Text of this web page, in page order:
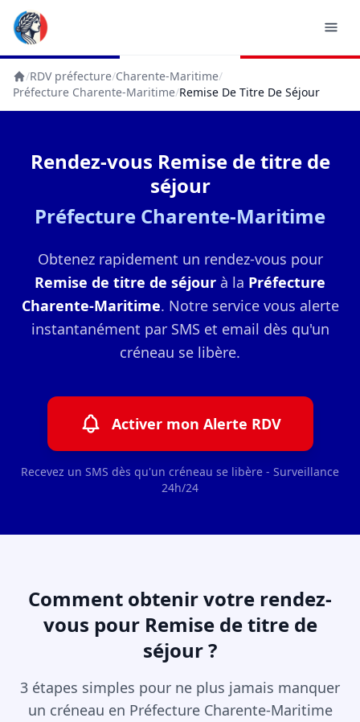
Accueil
/RDV préfecture/Charente-Maritime/
Préfecture Charente-Maritime/Remise De Titre De Séjour
Rendez-vous Remise de titre de
séjour
Préfecture Charente-Maritime
Obtenez rapidement un rendez-vous pour
Remise de titre de séjour à la Préfecture
Charente-Maritime. Notre service vous alerte
instantanément par SMS et email dès qu'un
créneau se libère.
Activer mon Alerte RDV
Recevez un SMS dès qu'un créneau se libère - Surveillance
24h/24
Comment obtenir votre rendez-
vous pour Remise de titre de
séjour ?
3 étapes simples pour ne plus jamais manquer
un créneau en Préfecture Charente-Maritime